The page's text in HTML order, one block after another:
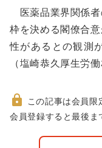
動
医薬品業界関係者
枠を決める閣僚合
性があるとの観測
（塩崎恭久厚生労
非
この記事は会員限
会員登録すると最後ま